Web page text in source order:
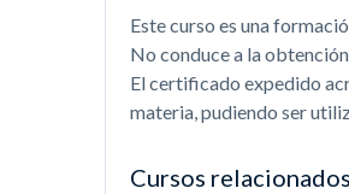
Este curso es una
No conduce a la
El certificado expedido
materia, pudiendo ser
Cursos relacionados